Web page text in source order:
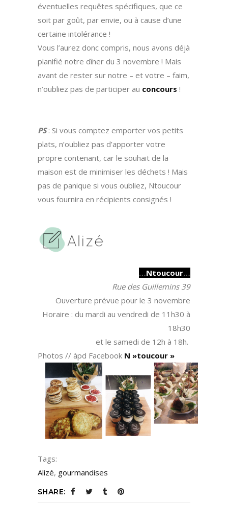
éventuelles requêtes spécifiques, que ce
soit par goût, par envie, ou à cause d’une
certaine intolérance !
Vous l’aurez donc compris, nous avons déjà
planifié notre dîner du 3 novembre ! Mais
avant de rester sur notre – et votre – faim,
n’oubliez pas de participer au concours !
PS: Si vous comptez emporter vos petits
plats, n’oubliez pas d’apporter votre
propre contenant, car le souhait de la
maison est de minimiser les déchets ! Mais
pas de panique si vous oubliez, Ntoucour
vous fournira en récipients consignés !
…Ntoucour…
Rue des Guillemins 39
Ouverture prévue pour le 3 novembre
Horaire : du mardi au vendredi de 11h30 à
18h30
et le samedi de 12h à 18h.
Photos // àpd Facebook N »toucour »
Tags:
Alizé, gourmandises
SHARE: